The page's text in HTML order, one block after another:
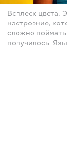
Всплеск цвета.
настроение,
сложно
получилось.